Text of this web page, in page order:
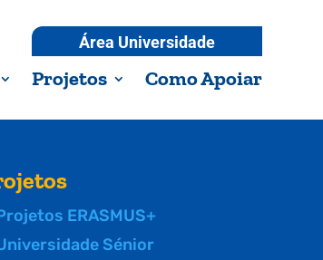
Área Universidade
Projetos Como Apoiar
ERASMUS+
Sénior